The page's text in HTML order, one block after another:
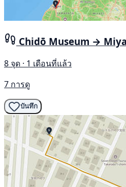
Chidō Museum →
8 จุด · 1 เดือนที่แล้ว
7 การดู
บันทึก